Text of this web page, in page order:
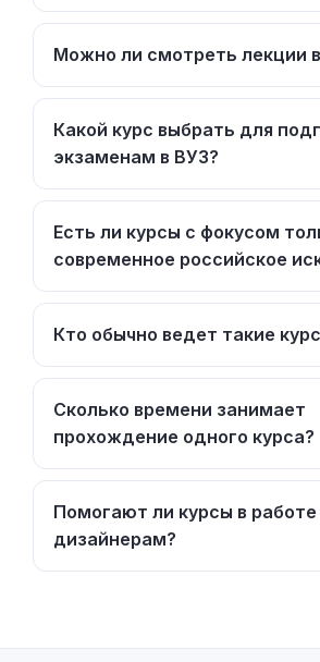
Можно ли смотреть лекции
Какой курс выбрать для
экзаменам в ВУЗ?
Есть ли курсы с фокусом
современное российское
Кто обычно ведет такие
Сколько времени занимает
прохождение одного курса?
Помогают ли курсы в работе
дизайнерам?